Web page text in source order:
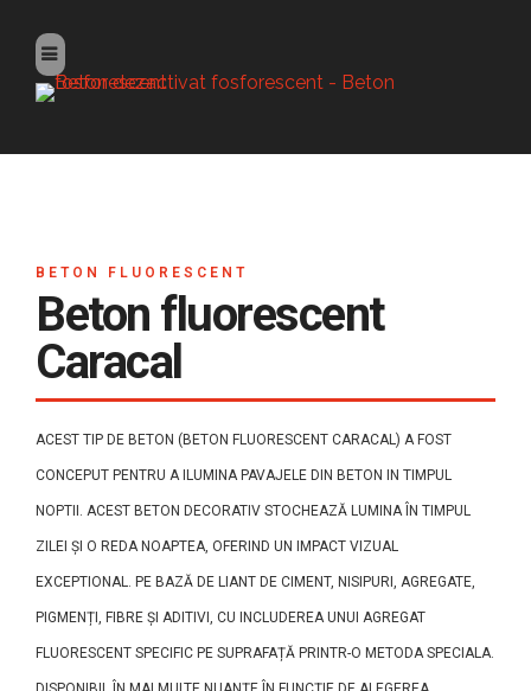
BETON FLUORESCENT
Beton fluorescent
Caracal
ACEST TIP DE BETON (BETON FLUORESCENT CARACAL) A FOST
CONCEPUT PENTRU A ILUMINA PAVAJELE DIN BETON IN TIMPUL
NOPTII. ACEST BETON DECORATIV STOCHEAZĂ LUMINA ÎN TIMPUL
ZILEI ȘI O REDA NOAPTEA, OFERIND UN IMPACT VIZUAL
EXCEPTIONAL. PE BAZĂ DE LIANT DE CIMENT, NISIPURI, AGREGATE,
PIGMENȚI, FIBRE ȘI ADITIVI, CU INCLUDEREA UNUI AGREGAT
FLUORESCENT SPECIFIC PE SUPRAFAȚĂ PRINTR-O METODA SPECIALA.